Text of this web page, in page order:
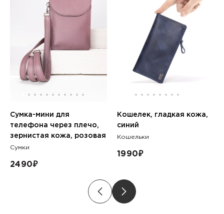
Сумка-мини для
телефона через плечо,
зернистая кожа, розовая
Сумки
2490₽
Кошелек, гладкая кожа,
синий
Кошельки
1990₽